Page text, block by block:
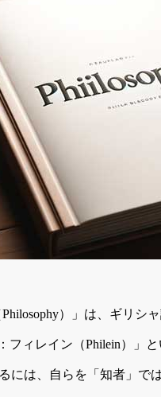
）」は、ギリシ
フィレイン（Philein）」
には、自らを「知者」で